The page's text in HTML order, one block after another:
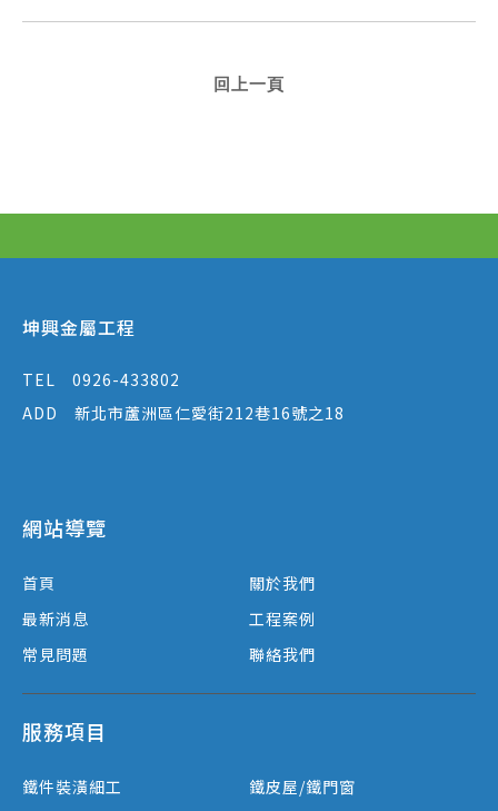
回上一頁
坤興金屬工程
TEL
0926-433802
ADD
新北市蘆洲區仁愛街212巷16號之18
網站導覽
首頁
關於我們
最新消息
工程案例
常見問題
聯絡我們
服務項目
鐵件裝潢細工 鐵皮屋/鐵門窗